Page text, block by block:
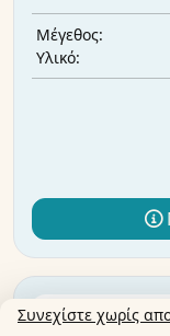
Μέγεθος:
Υλικό:
Συνεχίστε χωρίς